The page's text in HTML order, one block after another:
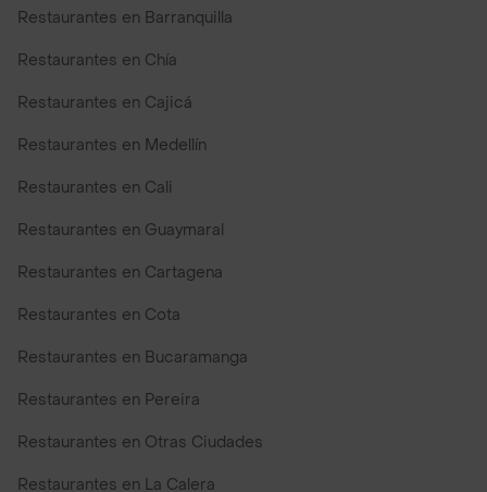
Restaurantes en Barranquilla
Restaurantes en Chía
Restaurantes en Cajicá
Restaurantes en Medellín
Restaurantes en Cali
Restaurantes en Guaymaral
Restaurantes en Cartagena
Restaurantes en Cota
Restaurantes en Bucaramanga
Restaurantes en Pereira
Restaurantes en Otras Ciudades
Restaurantes en La Calera